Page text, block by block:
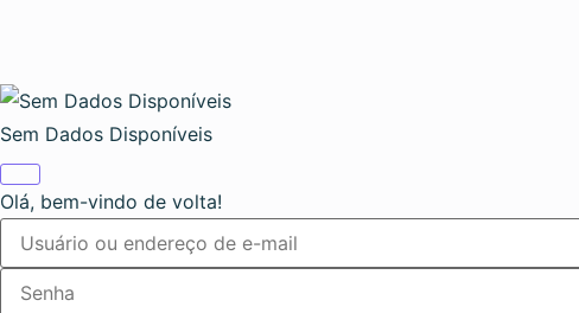
Sem Dados Disponíveis
Olá, bem-vindo de volta!